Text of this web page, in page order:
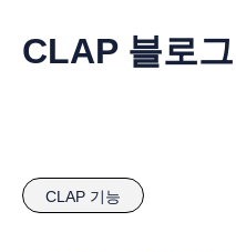
CLAP 블로그
CLAP 기능